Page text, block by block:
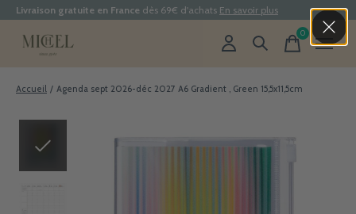
Livraison gratuite en France dès 69€ d'achats En savoir plus
0items
Accueil / Agenda sept 2026-déc 2027 A6 Gradient , Green 15,5x11,5cm